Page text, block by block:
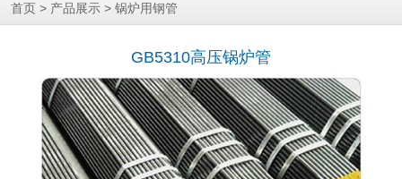
首页 > 产品展示 > 锅炉用钢管
GB5310高压锅炉管